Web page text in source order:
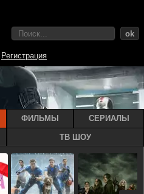
ok
Регистрация
ФИЛЬМЫ СЕРИАЛЫ
ТВ ШОУ